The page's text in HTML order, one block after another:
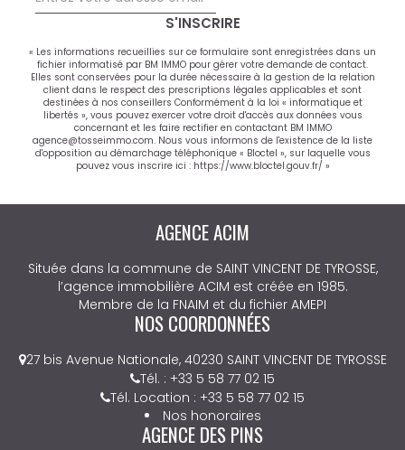
S'INSCRIRE
« Les informations recueillies sur ce formulaire sont enregistrées dans un
fichier informatisé par BM IMMO pour gérer votre demande de contact.
Elles sont conservées pour la durée nécessaire à la gestion de la relation
client dans le respect des prescriptions légales applicables et sont
destinées à nos conseillers Conformément à la loi « informatique et
libertés », vous pouvez exercer votre droit d'accès aux données vous
concernant et les faire rectifier en contactant BM IMMO
agence@tosseimmo.com. Nous vous informons de l'existence de la liste
d'opposition au démarchage téléphonique « Bloctel », sur laquelle vous
pouvez vous inscrire ici : https://www.bloctel.gouv.fr/ »
AGENCE ACIM
Située dans la commune de SAINT VINCENT DE TYROSSE,
l’agence immobilière ACIM est créée en 1985.
Membre de la FNAIM et du fichier AMEPI
NOS COORDONNÉES
27 bis Avenue Nationale, 40230 SAINT VINCENT DE TYROSSE
Tél. : +33 5 58 77 02 15
Tél. Location : +33 5 58 77 02 15
Nos honoraires
AGENCE DES PINS